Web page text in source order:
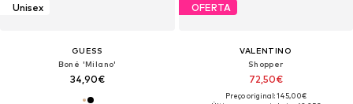
Unisex
GUESS
Boné 'Milano'
34,90€
OFERTA
VALENTINO
Shopper
72,50€
Preço original: 145,00€